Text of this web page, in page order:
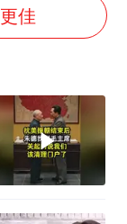
被收150元
健康中国
佳